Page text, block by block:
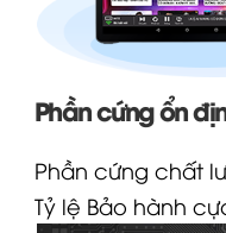
Phần cứng ổn
Phần cứng chất
Tỷ lệ Bảo hành